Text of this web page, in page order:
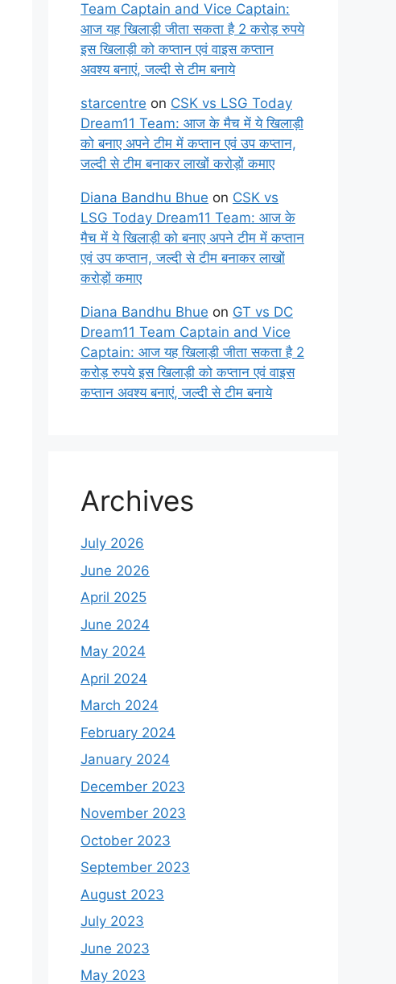
Team Captain and Vice Captain:
आज यह खिलाड़ी जीता सकता है 2 करोड़ रुपये
इस खिलाड़ी को कप्तान एवं वाइस कप्तान
अवश्य बनाएं, जल्दी से टीम बनाये
starcentre on CSK vs LSG Today
Dream11 Team: आज के मैच में ये खिलाड़ी
को बनाए अपने टीम में कप्तान एवं उप कप्तान,
जल्दी से टीम बनाकर लाखों करोड़ों कमाए
Diana Bandhu Bhue on CSK vs
LSG Today Dream11 Team: आज के
मैच में ये खिलाड़ी को बनाए अपने टीम में कप्तान
एवं उप कप्तान, जल्दी से टीम बनाकर लाखों
करोड़ों कमाए
Diana Bandhu Bhue on GT vs DC
Dream11 Team Captain and Vice
Captain: आज यह खिलाड़ी जीता सकता है 2
करोड़ रुपये इस खिलाड़ी को कप्तान एवं वाइस
कप्तान अवश्य बनाएं, जल्दी से टीम बनाये
Archives
July 2026
June 2026
April 2025
June 2024
May 2024
April 2024
March 2024
February 2024
January 2024
December 2023
November 2023
October 2023
September 2023
August 2023
July 2023
June 2023
May 2023